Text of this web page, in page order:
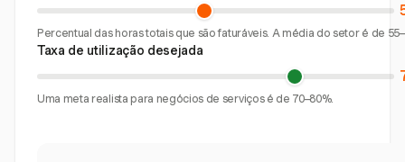
Percentual das horas totais que são faturáveis. A média do setor é de
Taxa de utilização desejada
Uma meta realista para negócios de serviços é de 70–80%.